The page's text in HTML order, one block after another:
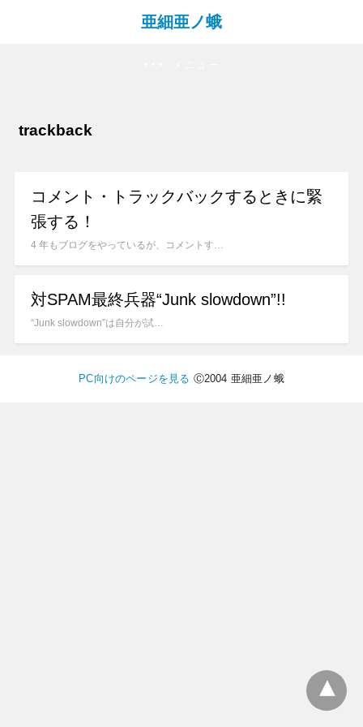
亜細亜ノ蛾
trackback
コメント・トラックバックするときに緊
張する！
4 年もブログをやっているが、コメントす…
対SPAM最終兵器“Junk slowdown”!!
“Junk slowdown”は自分が試…
PC向けのページを見る Ⓒ2004 亜細亜ノ蛾